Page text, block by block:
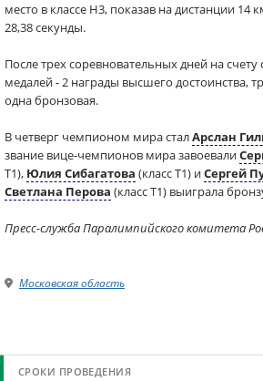
место в классе H3, показав на дистанции 14
28,38 секунды.
После трех соревновательных дней на
медалей - 2 награды высшего достоинства,
одна бронзовая.
В четверг чемпионом мира сталАрслан
звание вице-чемпионов мира завоевали
T1), Юлия Сибагатова (класс T1) иСергей
Светлана Перова (класс T1) выиграла
Пресс-служба Паралимпийского комитета
Московская область